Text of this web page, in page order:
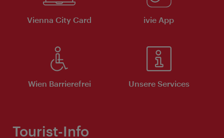
Vienna City Card ivie App
Wien Barrierefrei Unsere Services
Tourist-Info